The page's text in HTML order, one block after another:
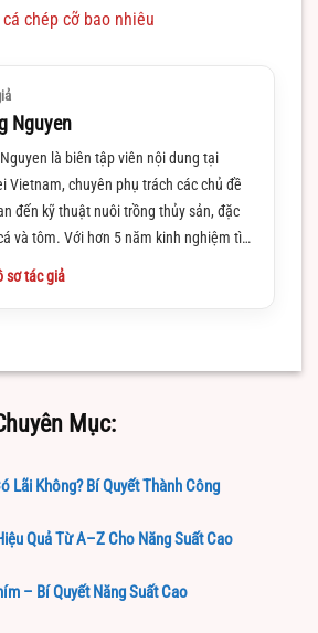
chép cỡ bao nhiêu
Nguyen
là biên tập viên nội dung tại
Vietnam, chuyên phụ trách các chủ đề
đến kỹ thuật nuôi trồng thủy sản, đặc
và tôm. Với hơn 5 năm kinh nghiệm tìm
làm việc trong lĩnh vực này
sơ tác giả
Mục:
Lãi Không? Bí Quyết Thành Công
Quả Từ A–Z Cho Năng Suất Cao
– Bí Quyết Năng Suất Cao